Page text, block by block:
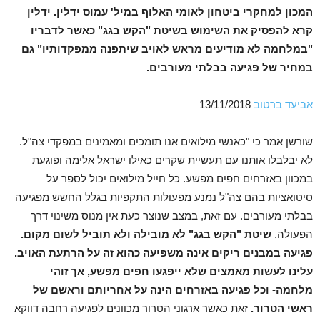
המכון למחקרי ביטחון לאומי האלוף במיל' עמוס ידלין. ידלין
קרא להפסיק את השימוש בשיטת "הקש בגג" כאשר לדבריו
"במלחמה לא מודיעים מראש לאויב שיתפנה ממפקדותיו" גם
במחיר של פגיעה בבלתי מעורבים.
אביעד ברטוב
שורשן אמר כי "כאנשי מילואים אנו תומכים ומאמינים במפקדי צה"ל.
לא יבלבלו אותנו עם תעשיית שקרים כאילו ישראל אלימה ופוגעת
במכוון באזרחים חפים מפשע. כל חייל מילואים יכול לספר על
סיטואציות בהם צה"ל נמנע מפעולות התקפיות בגלל החשש מפגיעה
בבלתי מעורבים. עם זאת, במצב שנוצר כעת אין מנוס משינוי דרך
הפעולה. שיטת "הקש בגג" לא מובילה ולא תוביל לשום מקום.
פגיעה במבנים ריקים אינה משפיעה כהוא זה על הרתעת האויב.
עלינו לעשות מאמצים שלא ייפגעו חפים מפשע, אך זוהי
מלחמה- וכל פגיעה באזרחים הינה על אחריותם וראשם של
ראשי הטרור. זאת כאשר ארגוני הטרור מכוונים לפגיעה רחבה דווקא